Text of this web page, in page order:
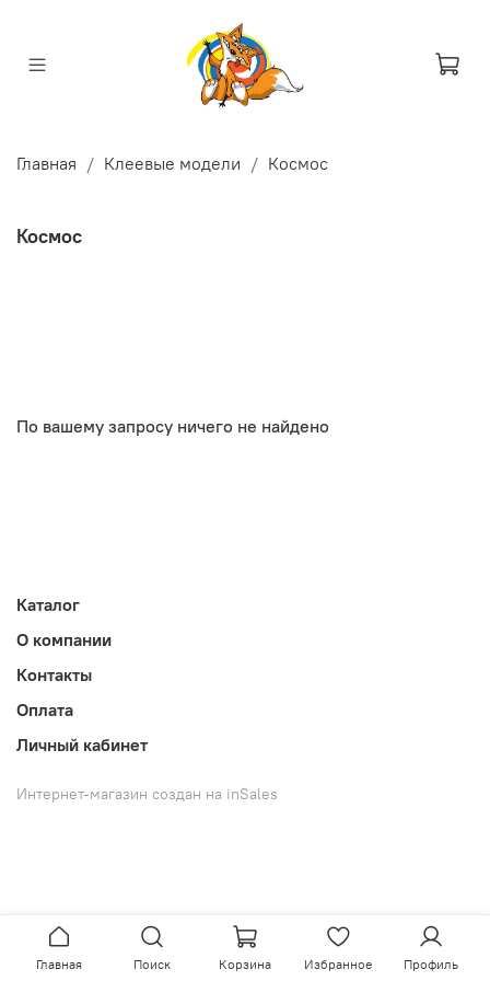
Главная Клеевые модели Космос
Космос
По вашему запросу ничего не найдено
Каталог
О компании
Контакты
Оплата
Личный кабинет
Интернет-магазин создан на inSales
Главная Поиск Корзина Избранное Профиль